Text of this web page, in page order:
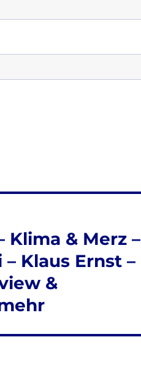
Klima & Merz –
Klaus Ernst –
&